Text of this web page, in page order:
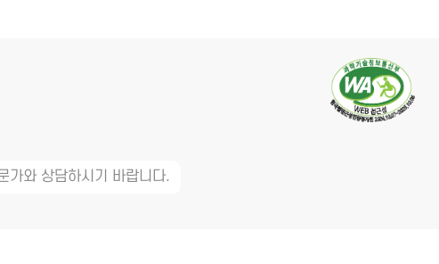
가와 상담하시기 바랍니다.